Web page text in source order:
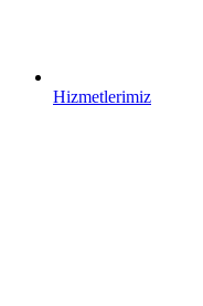
Hizmetlerimiz